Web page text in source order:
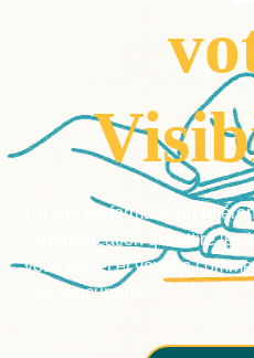
Un site performant, un
communication qui attire les
votre projet et voyons
vos concurrents.